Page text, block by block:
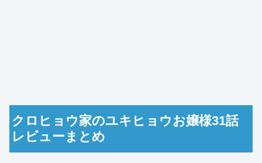
クロヒョウ家のユキヒョウお嬢様31話
レビューまとめ